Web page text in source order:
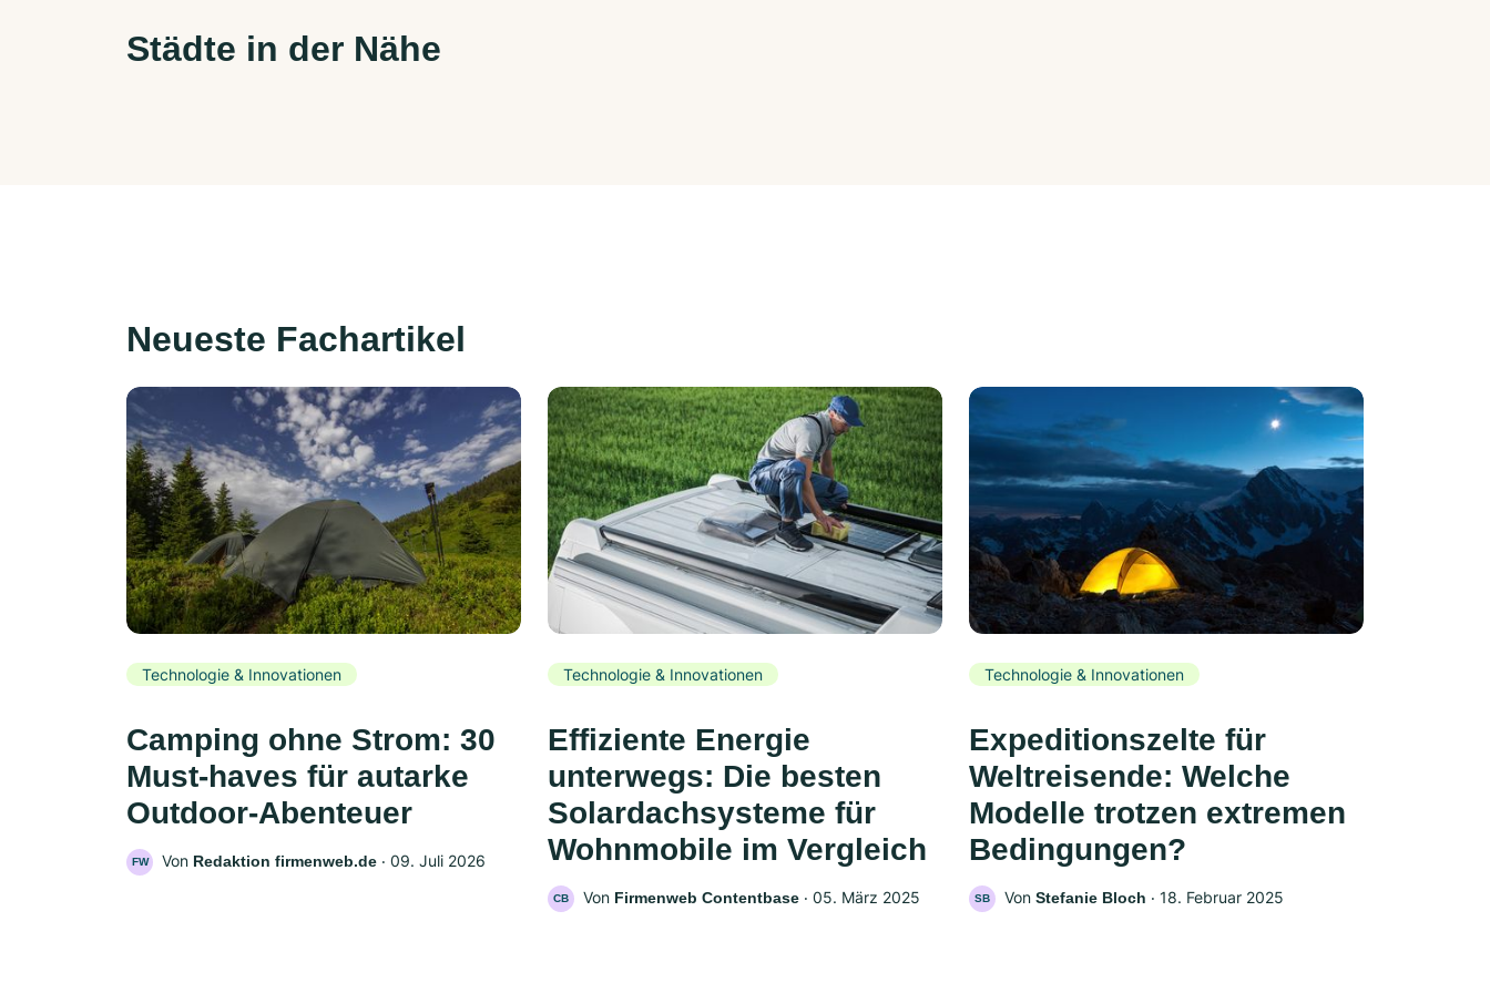
Städte in der Nähe
Neueste Fachartikel
Technologie & Innovationen
Camping ohne Strom: 30
Must-haves für autarke
Outdoor-Abenteuer
FW Von Redaktion firmenweb.de ‧ 09. Juli 2026
Technologie & Innovationen
Effiziente Energie
unterwegs: Die besten
Solardachsysteme für
Wohnmobile im Vergleich
CB Von Firmenweb Contentbase ‧ 05. März 2025
Technologie & Innovationen
Expeditionszelte für
Weltreisende: Welche
Modelle trotzen extremen
Bedingungen?
SB Von Stefanie Bloch ‧ 18. Februar 2025